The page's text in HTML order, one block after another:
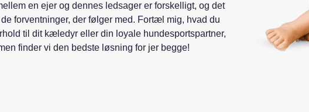
en ejer og dennes ledsager er forskelligt, og det
forventninger, der følger med. Fortæl mig, hvad du
til dit kæledyr eller din loyale hundesportspartner,
finder vi den bedste løsning for jer begge!